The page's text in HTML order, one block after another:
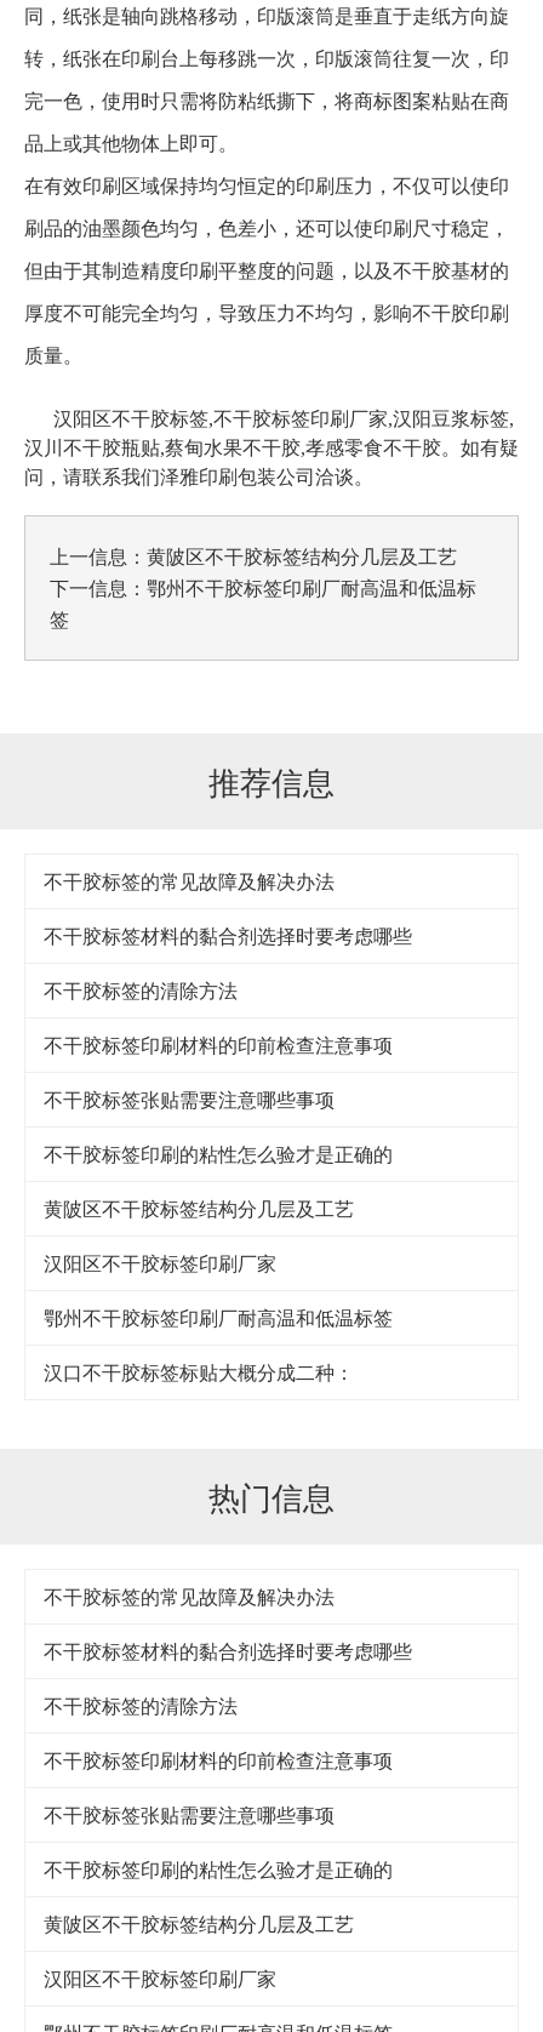
同，纸张是轴向跳格移动，印版滚筒是垂直于走纸方向旋
转，纸张在印刷台上每移跳一次，印版滚筒往复一次，印
完一色，使用时只需将防粘纸撕下，将商标图案粘贴在商
品上或其他物体上即可。
在有效印刷区域保持均匀恒定的印刷压力，不仅可以使印
刷品的油墨颜色均匀，色差小，还可以使印刷尺寸稳定，
但由于其制造精度印刷平整度的问题，以及不干胶基材的
厚度不可能完全均匀，导致压力不均匀，影响不干胶印刷
质量。
汉阳区不干胶标签,不干胶标签印刷厂家,汉阳豆浆标签,
汉川不干胶瓶贴,蔡甸水果不干胶,孝感零食不干胶。如有疑
问，请联系我们泽雅印刷包装公司洽谈。
上一信息： 黄陂区不干胶标签结构分几层及工艺
下一信息： 鄂州不干胶标签印刷厂耐高温和低温标
签
推荐信息
不干胶标签的常见故障及解决办法
不干胶标签材料的黏合剂选择时要考虑哪些
不干胶标签的清除方法
不干胶标签印刷材料的印前检查注意事项
不干胶标签张贴需要注意哪些事项
不干胶标签印刷的粘性怎么验才是正确的
黄陂区不干胶标签结构分几层及工艺
汉阳区不干胶标签印刷厂家
鄂州不干胶标签印刷厂耐高温和低温标签
汉口​不干胶标签标贴大概分成二种：
热门信息
不干胶标签的常见故障及解决办法
不干胶标签材料的黏合剂选择时要考虑哪些
不干胶标签的清除方法
不干胶标签印刷材料的印前检查注意事项
不干胶标签张贴需要注意哪些事项
不干胶标签印刷的粘性怎么验才是正确的
黄陂区不干胶标签结构分几层及工艺
汉阳区不干胶标签印刷厂家